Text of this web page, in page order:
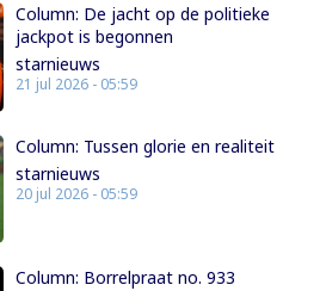
Column: De jacht op de politieke
jackpot is begonnen
starnieuws
21 jul 2026 - 05:59
Column: Tussen glorie en realiteit
starnieuws
20 jul 2026 - 05:59
Column: Borrelpraat no. 933